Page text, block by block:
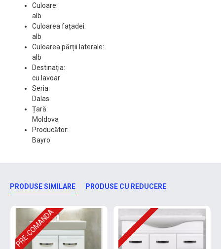
Culoare:
alb
Culoarea fațadei:
alb
Culoarea părții laterale:
alb
Destinația:
cu lavoar
Seria:
Dalas
Țară:
Moldova
Producător:
Bayro
PRODUSE SIMILARE PRODUSE CU REDUCERE
PRE-COMANDA